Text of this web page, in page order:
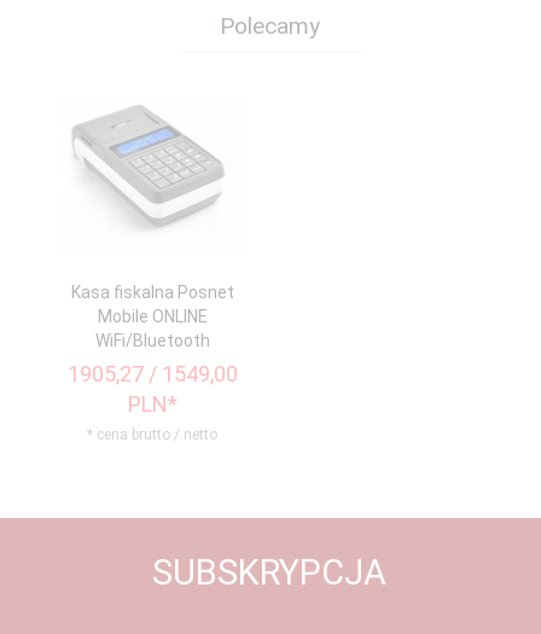
Polecamy
Kasa fiskalna Posnet
Mobile ONLINE
WiFi/Bluetooth
1905,27 / 1549,00
PLN*
* cena brutto / netto
SUBSKRYPCJA